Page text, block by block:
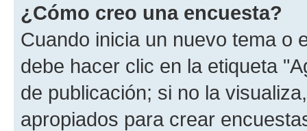
¿Cómo creo una encuesta?
Cuando inicia un nuevo tema o
debe hacer clic en la etiqueta
de publicación; si no la
apropiados para crear